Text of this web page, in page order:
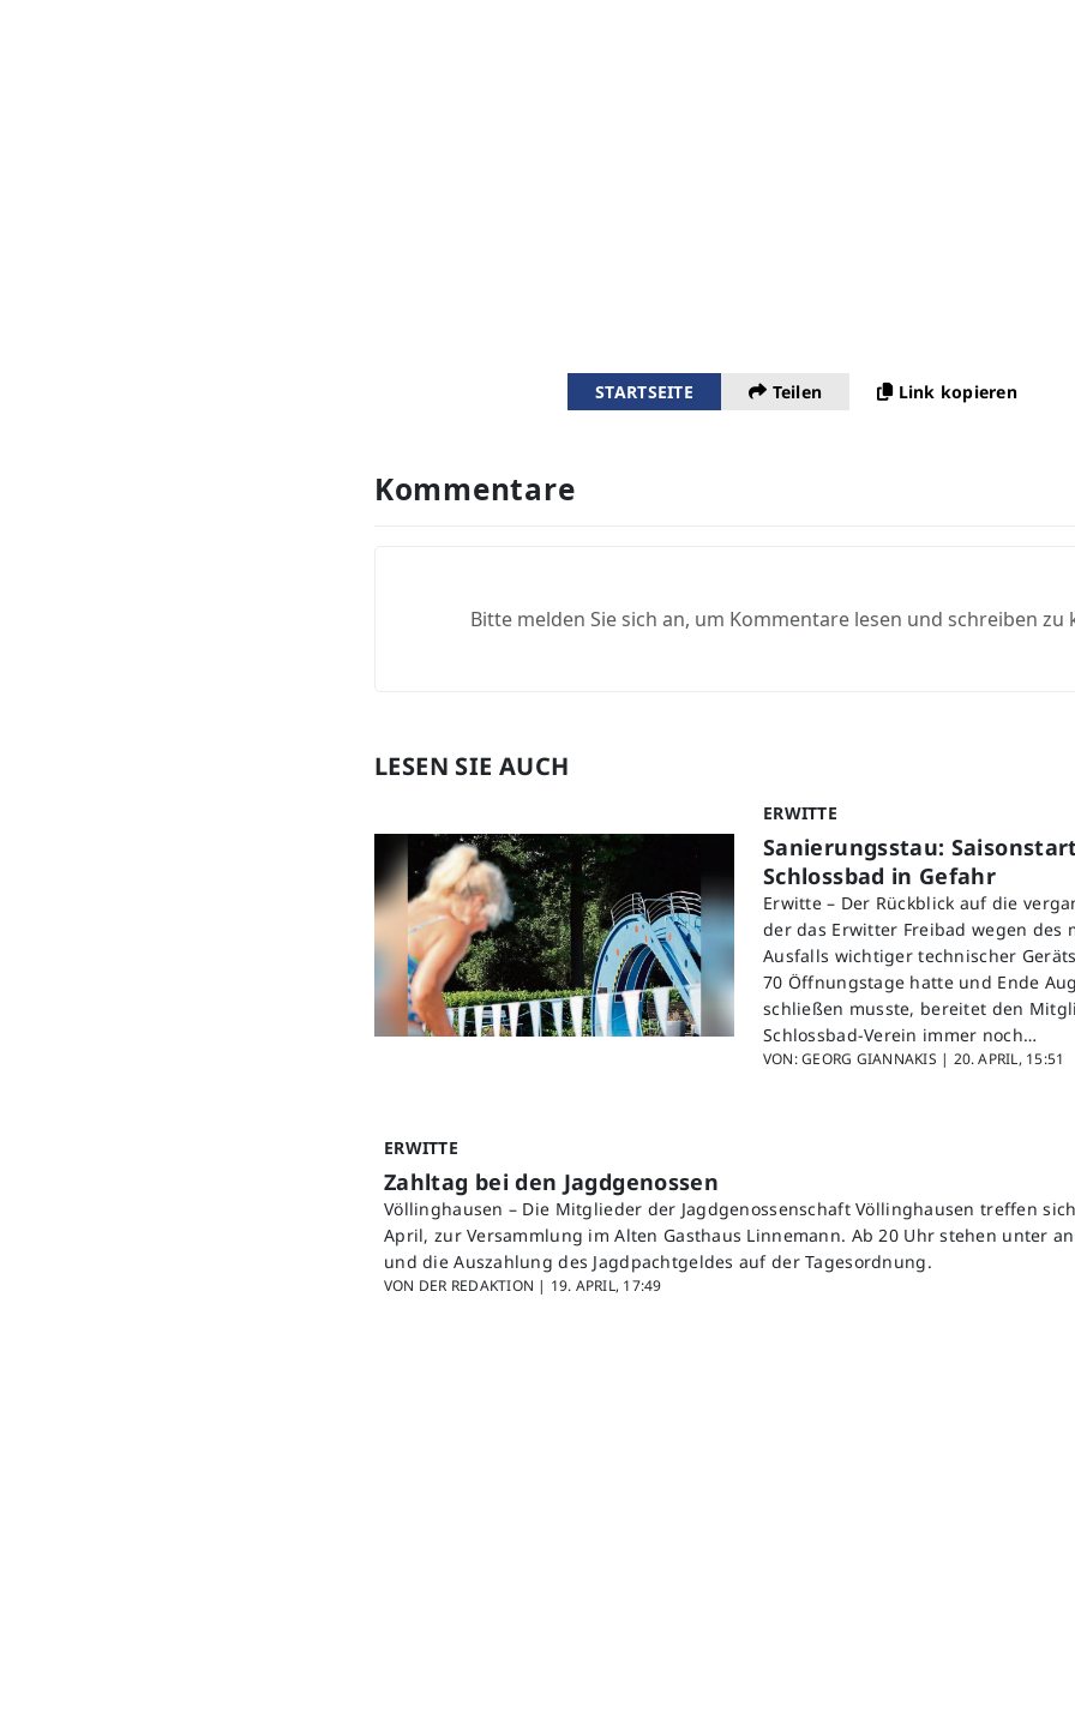
STARTSEITE Teilen Link kopieren
Kommentare
Bitte melden Sie sich an, um Kommentare lesen und schreiben zu
LESEN SIE AUCH
ERWITTE
Sanierungsstau:
Schlossbad in Gefahr
Erwitte – Der Rückblick auf die
der das Erwitter Freibad wegen des
Ausfalls wichtiger technischer
70 Öffnungstage hatte und Ende
schließen musste, bereitet den
Schlossbad-Verein immer noch…
VON: GEORG GIANNAKIS | 20. APRIL, 15:51
ERWITTE
Zahltag bei den Jagdgenossen
Völlinghausen – Die Mitglieder der Jagdgenossenschaft Völlinghausen treffen
April, zur Versammlung im Alten Gasthaus Linnemann. Ab 20 Uhr stehen unter
und die Auszahlung des Jagdpachtgeldes auf der Tagesordnung.
VON DER REDAKTION | 19. APRIL, 17:49